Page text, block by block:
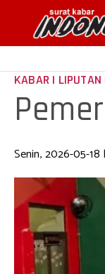
KABAR | LIPUTAN
Senin, 2026-05-18